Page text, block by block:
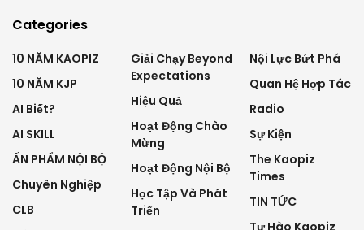
Categories
10 NĂM KAOPIZ
10 NĂM KJP
AI Biết?
AI SKILL
ẤN PHẨM NỘI BỘ
Chuyên Nghiệp
CLB
Giải Chạy Beyond
Expectations
Hiệu Quả
Hoạt Động Chào
Mừng
Hoạt Động Nội Bộ
Học Tập Và Phát
Triển
Nội Lực Bứt Phá
Quan Hệ Hợp Tác
Radio
Sự Kiện
The Kaopiz
Times
TIN TỨC
Tự Hào Kaopiz